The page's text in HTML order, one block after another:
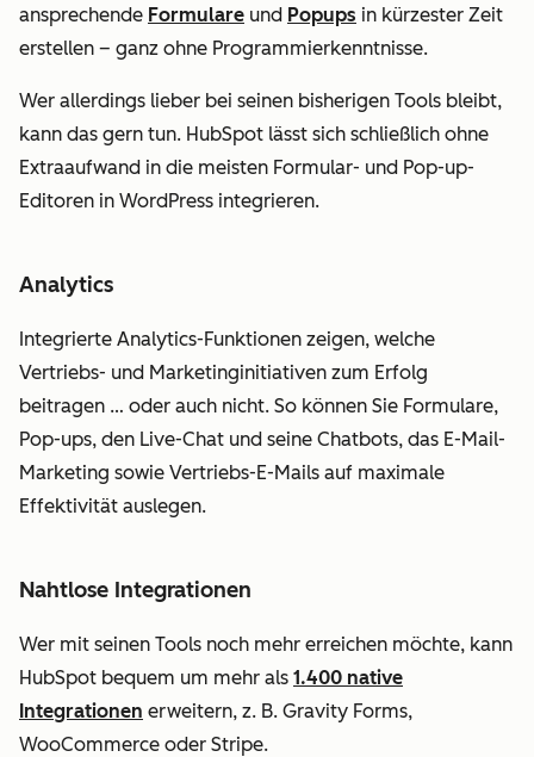
ansprechende Formulare und Popups in kürzester Zeit
erstellen – ganz ohne Programmierkenntnisse.
Wer allerdings lieber bei seinen bisherigen Tools bleibt,
kann das gern tun. HubSpot lässt sich schließlich ohne
Extraaufwand in die meisten Formular- und Pop-up-
Editoren in WordPress integrieren.
Analytics
Integrierte Analytics-Funktionen zeigen, welche
Vertriebs- und Marketinginitiativen zum Erfolg
beitragen … oder auch nicht. So können Sie Formulare,
Pop-ups, den Live-Chat und seine Chatbots, das E-Mail-
Marketing sowie Vertriebs-E-Mails auf maximale
Effektivität auslegen.
Nahtlose Integrationen
Wer mit seinen Tools noch mehr erreichen möchte, kann
HubSpot bequem um mehr als 1.400 native
Integrationen erweitern, z. B. Gravity Forms,
WooCommerce oder Stripe.